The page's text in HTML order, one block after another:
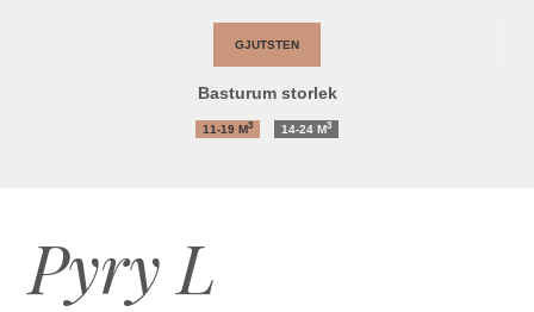
Pyry L
GJUTSTEN
Basturum storlek
11-19 M3 14-24 M3